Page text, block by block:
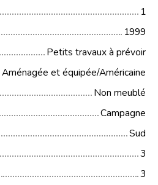
1
1999
Petits travaux à prévoir
Aménagée et équipée/Américaine
Non meublé
Campagne
Sud
3
3